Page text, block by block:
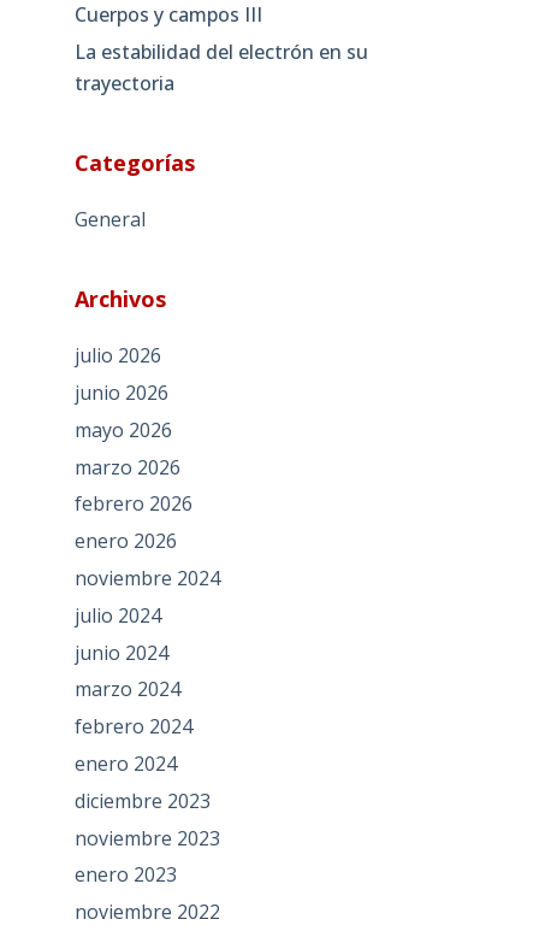
Cuerpos y campos III
La estabilidad del electrón en su
trayectoria
Categorías
General
Archivos
julio 2026
junio 2026
mayo 2026
marzo 2026
febrero 2026
enero 2026
noviembre 2024
julio 2024
junio 2024
marzo 2024
febrero 2024
enero 2024
diciembre 2023
noviembre 2023
enero 2023
noviembre 2022